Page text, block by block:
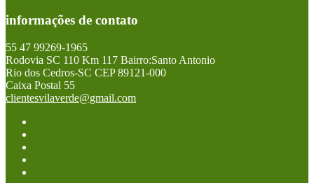
informações de contato
55 47 99269-1965
Rodovia SC 110 Km 117 Bairro:Santo Antonio
Rio dos Cedros-SC CEP 89121-000
Caixa Postal 55
clientesvilaverde@gmail.com